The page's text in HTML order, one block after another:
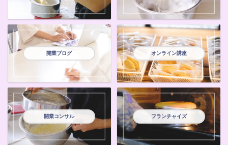
開業ブログ オンライン講座
開業コンサル フランチャイズ